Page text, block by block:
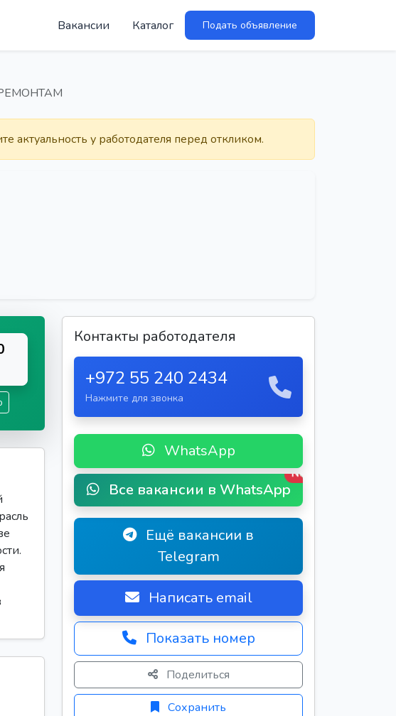
Вакансии Каталог Подать объявление
актуальность у работодателя перед откликом.
Контакты работодателя
+972 55 240 2434
Нажмите для звонка
WhatsApp
Все вакансии в WhatsApp
New
Ещё вакансии в
Telegram
Написать email
Показать номер
Поделиться
Сохранить